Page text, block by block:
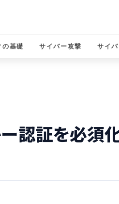
の基礎 サイバー攻撃 サイ
認証を必須